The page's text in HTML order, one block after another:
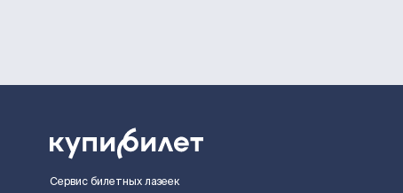
Сервис билетных лазеек